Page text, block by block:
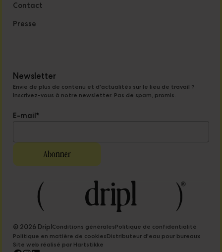
Contact
Presse
Newsletter
Envie de plus de contenu et d'actualités sur le lieu de travail ?
Inscrivez-vous à notre newsletter. Pas de spam, promis.
E-mail*
© 2026 DriplConditions généralesPolitique de confidentialité
Politique en matière de cookiesDistributeur d'eau pour bureaux
Site web réalisé par Hartstikke